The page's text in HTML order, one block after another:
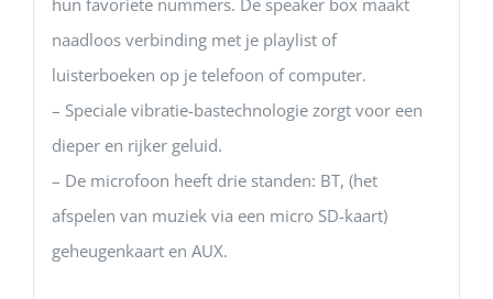
hun favoriete nummers. De speaker box maakt
naadloos verbinding met je playlist of
luisterboeken op je telefoon of computer.
– Speciale vibratie-bastechnologie zorgt voor een
dieper en rijker geluid.
– De microfoon heeft drie standen: BT, (het
afspelen van muziek via een micro SD-kaart)
geheugenkaart en AUX.